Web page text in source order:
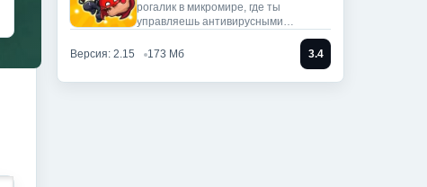
рогалик в микромире, где ты
управляешь антивирусными
Версия: 2.15
173 Мб 3.4